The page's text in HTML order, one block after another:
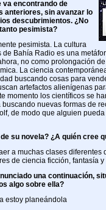
va encontrando de
anteriores, sin avanzar lo
descubrimientos. ¿No
pesimista?
pesimista. La cultura
Bahía Radio es una
no como prolongación
La ciencia
buscando cosas para
artefactos alienígenas
momento los científicos se
nuevas formas de
de modo que alguien
su novela? ¿A quién cree
a muchas clases diferentes
de ciencia ficción, fantasía y
una continuación,
algo sobre ella?
estoy planeándola